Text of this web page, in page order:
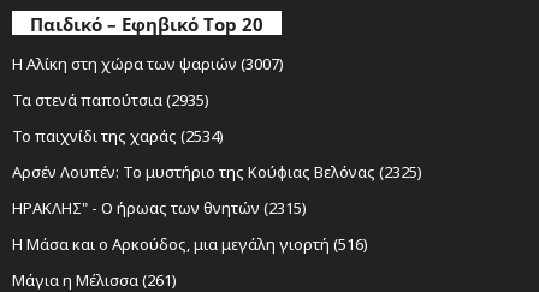
Παιδικό – Εφηβικό Top 20
Η Αλίκη στη χώρα των ψαριών (3007)
Τα στενά παπούτσια (2935)
Το παιχνίδι της χαράς (2534)
Αρσέν Λουπέν: Το μυστήριο της Κούφιας Βελόνας (2325)
ΗΡΑΚΛΗΣ" - Ο ήρωας των θνητών (2315)
Η Μάσα και ο Αρκούδος, μια μεγάλη γιορτή (516)
Μάγια η Μέλισσα (261)